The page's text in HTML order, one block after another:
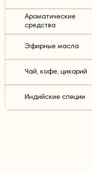
Ароматические
средства
Эфирные масла
Чай, кофе, цикорий
Индийские специи